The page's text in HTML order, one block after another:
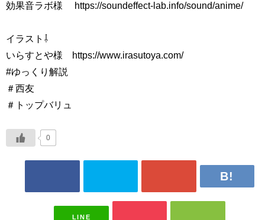
効果音ラボ様 https://soundeffect-lab.info/sound/anime/
イラスト⇩
いらすとや様 https://www.irasutoya.com/
#ゆっくり解説
＃西友
＃トップバリュ
0
LINE